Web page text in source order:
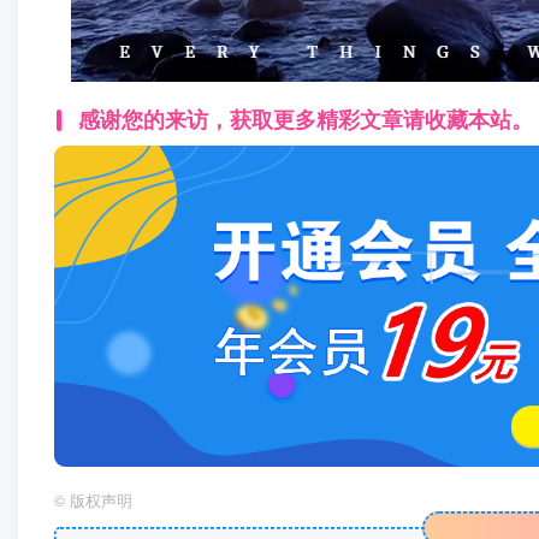
感谢您的来访，获取更多精彩文章请收藏本站。
© 版权声明